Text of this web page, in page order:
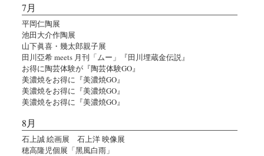
7月
平岡仁陶展
池田大介作陶展
山下眞喜・幾太郎親子展
田川亞希 meets 月刊「ムー」『田川埋蔵金伝説』
お得に陶芸体験が『陶芸体験GO』
美濃焼をお得に『美濃焼GO』
美濃焼をお得に『美濃焼GO』
美濃焼をお得に『美濃焼GO』
8月
石上誠 絵画展 石上洋 映像展
穂高隆児個展「黑風白雨」